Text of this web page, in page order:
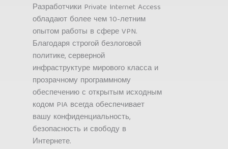
Разработчики Private Internet Access
обладают более чем 10-летним
опытом работы в сфере VPN.
Благодаря строгой безлоговой
политике, серверной
инфраструктуре мирового класса и
прозрачному программному
обеспечению с открытым исходным
кодом PIA всегда обеспечивает
вашу конфиденциальность,
безопасность и свободу в
Интернете.